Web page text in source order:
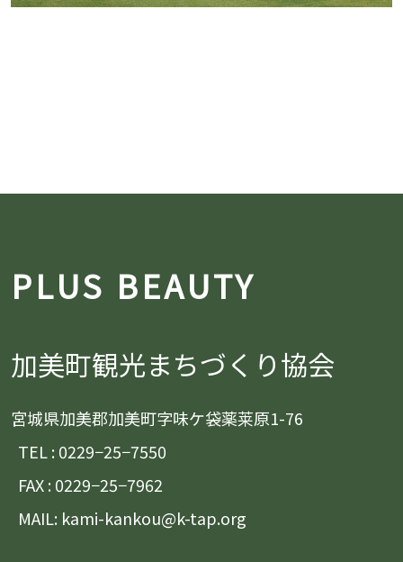
PLUS BEAUTY
加美町観光まちづくり協会
宮城県加美郡加美町字味ケ袋薬莱原1-76
TEL : 0229−25−7550
FAX : 0229−25−7962
MAIL: kami-kankou@k-tap.org